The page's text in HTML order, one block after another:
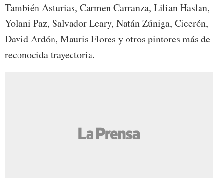
También Asturias, Carmen Carranza, Lilian Haslan,
Yolani Paz, Salvador Leary, Natán Zúniga, Cicerón,
David Ardón, Mauris Flores y otros pintores más de
reconocida trayectoria.